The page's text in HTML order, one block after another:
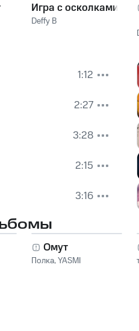
Игра с осколками
Deffy B
1:12
2:27
3:28
2:15
3:16
Омут
Полка,YASMI